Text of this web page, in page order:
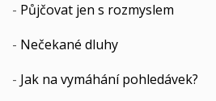
- Půjčovat jen s rozmyslem
- Nečekané dluhy
- Jak na vymáhání pohledávek?